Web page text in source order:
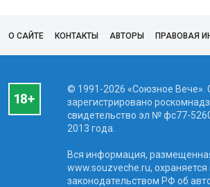
О САЙТЕ КОНТАКТЫ АВТОРЫ ПРАВОВАЯ
© 1991-2026 «Союзное Вече».
зарегистрировано
свидетельство эл № фc77-
2013 года.
Вся информация,
www.souzveche.ru, охраняется
законодательством РФ об